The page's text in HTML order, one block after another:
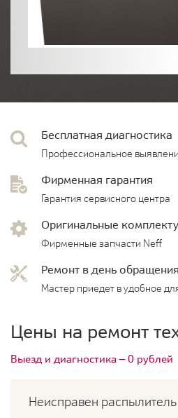
Бесплатная диагностика
Профессиональное
Фирменная гарантия
Гарантия сервисного центра
Оригинальные
Фирменные запчасти Neff
Ремонт в день обращения
Мастер приедет в удобное
Цены на ремонт
Выезд и диагностика — 0 рублей
Неисправен распылитель